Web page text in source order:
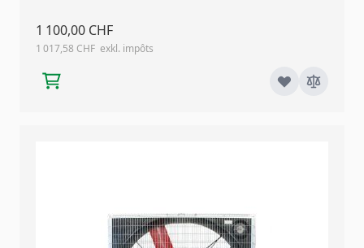
1 100,00 CHF
1 017,58 CHF